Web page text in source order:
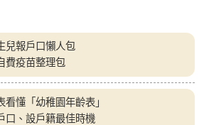
兒報戶口懶人包
費疫苗整理包
看懂「幼稚園年齡表」
口、設戶籍最佳時機